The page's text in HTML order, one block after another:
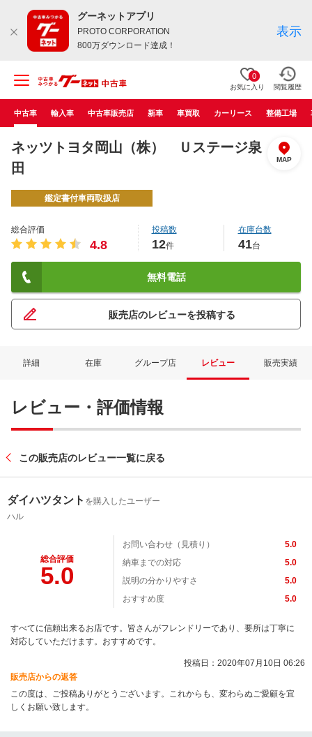
グーネットアプリ
PROTO CORPORATION
800万ダウンロード達成！
表示
0
お気に入り 閲覧履歴
中古車 輸入車 中古車販売店 新車 車買取 カーリース 整備工場
ネッツトヨタ岡山（株） Ｕステージ泉
田
MAP
鑑定書付車両取扱店
総合評価
4.8
投稿数
12件
在庫台数
41台
無料電話
販売店のレビューを投稿する
詳細 在庫 グループ店 レビュー 販売実績
レビュー・評価情報
この販売店のレビュー一覧に戻る
ダイハツタント を購入したユーザー
ハル
総合評価
5.0
お問い合わせ（見積り）
5.0
納車までの対応
5.0
説明の分かりやすさ
5.0
おすすめ度
5.0
すべてに信頼出来るお店です。皆さんがフレンドリーであり、要所は丁寧に
対応していただけます。おすすめです。
投稿日：2020年07月10日 06:26
販売店からの返答
この度は、ご投稿ありがとうございます。これからも、変わらぬご愛顧を宜
しくお願い致します。